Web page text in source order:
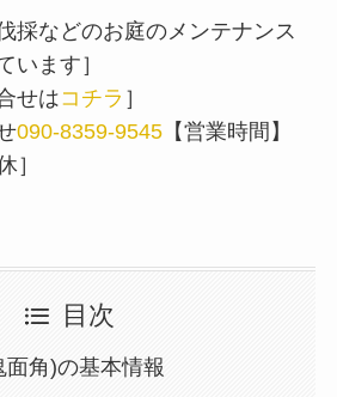
採などのお庭のメンテナンス
います］
せはコチラ ］
090-8359-9545【営業時間】
］
目次
角)の基本情報